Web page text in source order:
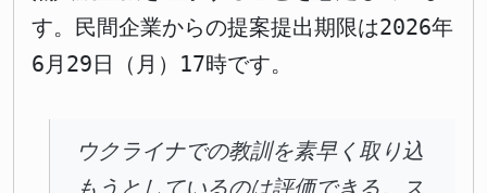
す。民間企業からの提案提出期限は2026年
6月29日（月）17時です。
ウクライナでの教訓を素早く取り込